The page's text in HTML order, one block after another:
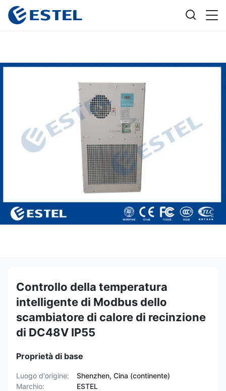
Controllo della temperatura
intelligente di Modbus dello
scambiatore di calore di recinzione
di DC48V IP55
Proprietà di base
Luogo d'origine:
Shenzhen, Cina (continente)
Marchio:
ESTEL